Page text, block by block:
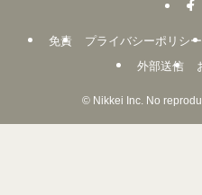
免責 プライバシーポリシー
外部送信
©Nikkei Inc. No